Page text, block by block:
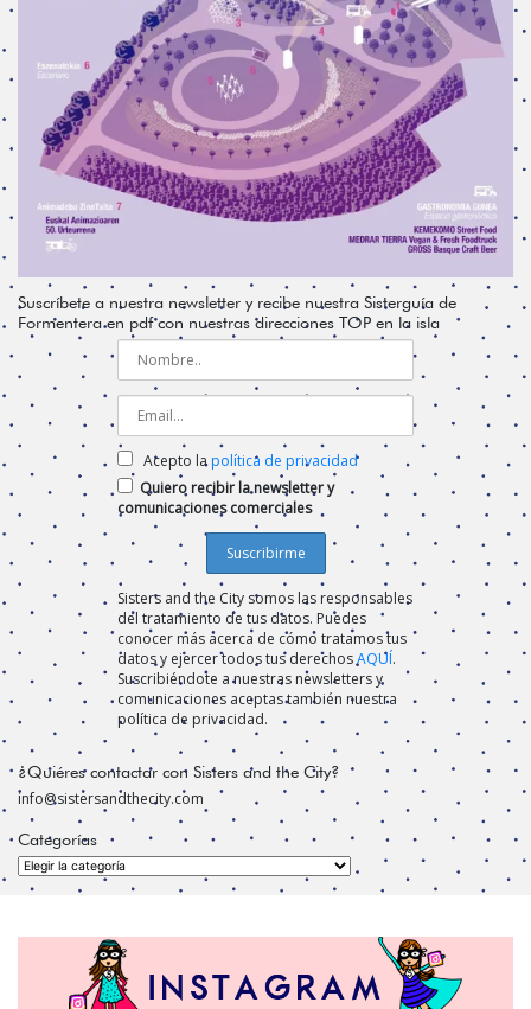
Suscríbete a nuestra newsletter y recibe nuestra Sisterguía de
Formentera en pdf con nuestras direcciones TOP en la isla
Acepto lapolítica de privacidad
Quiero recibir la newsletter y
comunicaciones comerciales
Sisters and the City somos las responsables
del tratamiento de tus datos. Puedes
conocer más acerca de cómo tratamos tus
datos y ejercer todos tus derechosAQUÍ.
Suscribiéndote a nuestras newsletters y
comunicaciones aceptas también nuestra
política de privacidad.
¿Quiéres contactar con Sisters and the City?
info@sistersandthecity.com
Categorías
Categorías